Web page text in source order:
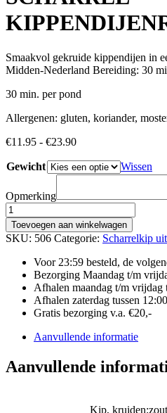
Smaakvol gekruide kippendijen in
Midden-Nederland Bereiding: 30
30 min. per pond
Allergenen: gluten, koriander,
€11.95 - €23.90Prijsklasse:
tot
€23.90
Gewicht Wissen
Opmerking
SCHARREL
KIPPENDIJENROLLADE
aantal
Toevoegen aan winkelwagen
SKU: 506 Categorie: Scharrelkip
Voor 23:59 besteld, de
Bezorging Maandag t/m
Afhalen maandag t/m vrijdag
Afhalen zaterdag tussen
Gratis bezorging v.a. €20,-
Aanvullende informatie
Aanvullende
Kip,